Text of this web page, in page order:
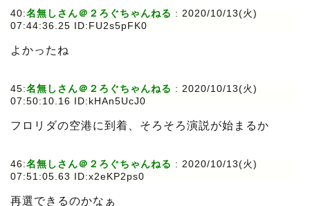
40:名無しさん＠２ろぐちゃんねる : 2020/10/13(火)
07:44:36.25 ID:FU2s5pFK0
よかったね
45:名無しさん＠２ろぐちゃんねる : 2020/10/13(火)
07:50:10.16 ID:kHAn5UcJ0
フロリダの空港に到着、そろそろ演説が始まるか
46:名無しさん＠２ろぐちゃんねる : 2020/10/13(火)
07:51:05.63 ID:x2eKP2ps0
再選できるのかなぁ